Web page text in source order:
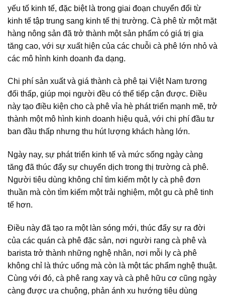
yếu tố kinh tế, đặc biệt là trong giai đoạn chuyển đổi từ
kinh tế tập trung sang kinh tế thị trường. Cà phê từ một mặt
hàng nông sản đã trở thành một sản phẩm có giá trị gia
tăng cao, với sự xuất hiện của các chuỗi cà phê lớn nhỏ và
các mô hình kinh doanh đa dạng.
Chi phí sản xuất và giá thành cà phê tại Việt Nam tương
đối thấp, giúp mọi người đều có thể tiếp cận được. Điều
này tạo điều kiện cho cà phê vỉa hè phát triển mạnh mẽ, trở
thành một mô hình kinh doanh hiệu quả, với chi phí đầu tư
ban đầu thấp nhưng thu hút lượng khách hàng lớn.
Ngày nay, sự phát triển kinh tế và mức sống ngày càng
tăng đã thúc đẩy sự chuyển dịch trong thị trường cà phê.
Người tiêu dùng không chỉ tìm kiếm một ly cà phê đơn
thuần mà còn tìm kiếm một trải nghiệm, mộtgu cà phê tinh
tế hơn.
Điều này đã tạo ra một làn sóng mới, thúc đẩy sự ra đời
của các quán cà phê đặc sản, nơi người rang cà phê và
barista trở thành những nghệ nhân, nơi mỗi ly cà phê
không chỉ là thức uống mà còn là một tác phẩm nghệ thuật.
Cùng với đó, cà phê rang xay và cà phê hữu cơ cũng ngày
càng được ưa chuộng, phản ánh xu hướng tiêu dùng